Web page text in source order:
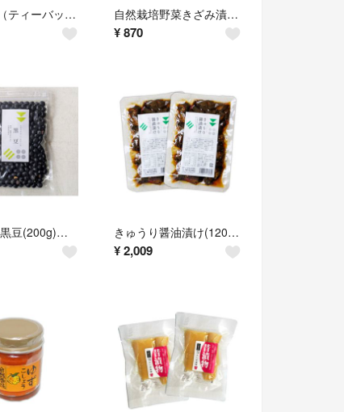
七福健茶（ティーバッグ）(3g×10TB)★大和ブレンド茶★無肥料・無農薬★ 自然栽培野菜きざみ漬け(90g)Ｘ２袋★無添加・無化学調味料★無肥料・無農薬
¥870
自然栽培 黒豆(200g)★選別した良質な豆を厳選★無肥料・無農薬・自家採取★北海道産 きゅうり醤油漬け(120g)Ｘ２★無添加・無化学調味料★無肥料・無農薬の野菜使用
¥2,009